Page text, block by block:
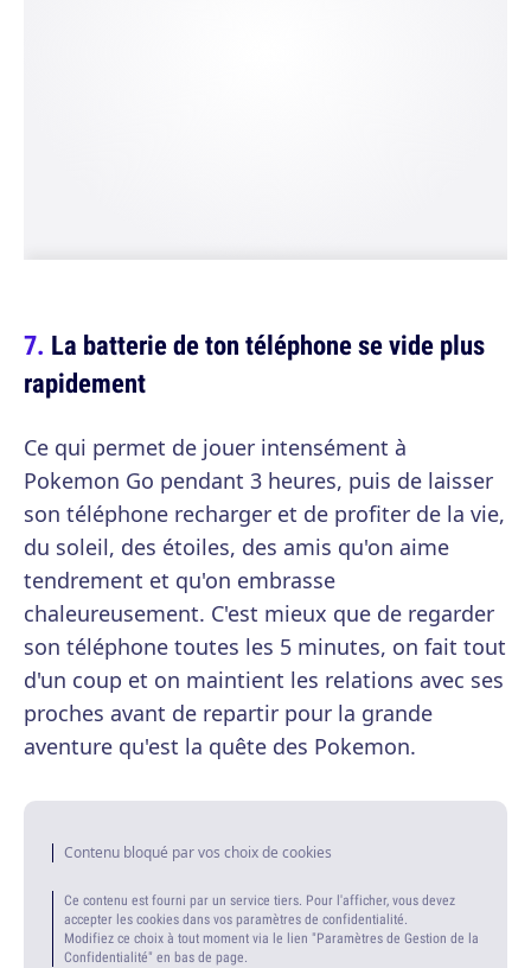
La batterie de ton téléphone se vide plus
rapidement
Ce qui permet de jouer intensément à
Pokemon Go pendant 3 heures, puis de laisser
son téléphone recharger et de profiter de la vie,
du soleil, des étoiles, des amis qu'on aime
tendrement et qu'on embrasse
chaleureusement. C'est mieux que de regarder
son téléphone toutes les 5 minutes, on fait tout
d'un coup et on maintient les relations avec ses
proches avant de repartir pour la grande
aventure qu'est la quête des Pokemon.
Contenu bloqué par vos choix de cookies
Ce contenu est fourni par un service tiers. Pour l'afficher, vous devez
accepter les cookies dans vos paramètres de confidentialité.
Modifiez ce choix à tout moment via le lien "Paramètres de Gestion de la
Confidentialité" en bas de page.